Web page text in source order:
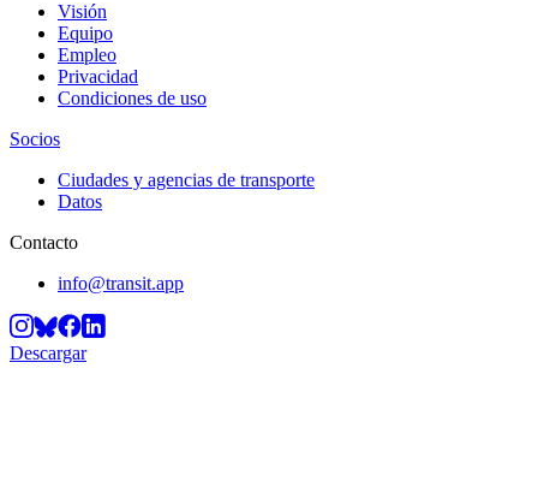
Visión
Equipo
Empleo
Privacidad
Condiciones de uso
Socios
Ciudades y agencias de transporte
Datos
Contacto
info@transit.app
Descargar